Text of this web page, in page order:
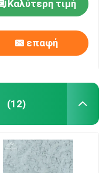
Καλύτερη τιμή
επαφή
(12)